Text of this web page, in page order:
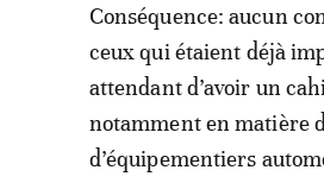
Conséquence: aucun
ceux qui étaient déjà
attendant d’avoir un
notamment en matière
d’équipementiers